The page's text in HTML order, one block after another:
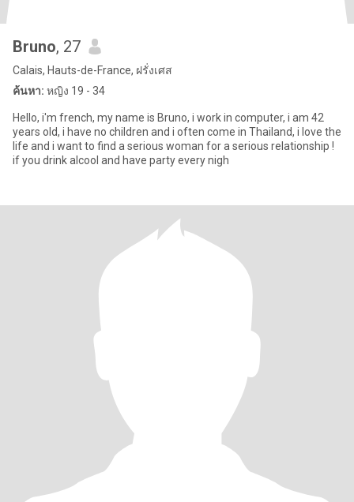
Bruno, 27
Calais, Hauts-de-France, ฝรั่งเศส
ค้นหา: หญิง 19 - 34
Hello, i'm french, my name is Bruno, i work in computer, i am 42
years old, i have no children and i often come in Thailand, i love the
life and i want to find a serious woman for a serious relationship !
if you drink alcool and have party every nigh